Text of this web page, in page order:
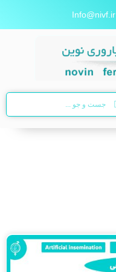
Info@nivf.ir